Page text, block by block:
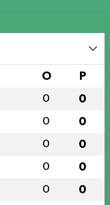
O P
0 0
0 0
0 0
0 0
0 0